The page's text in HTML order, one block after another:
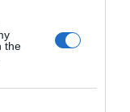
the
es
el terreno